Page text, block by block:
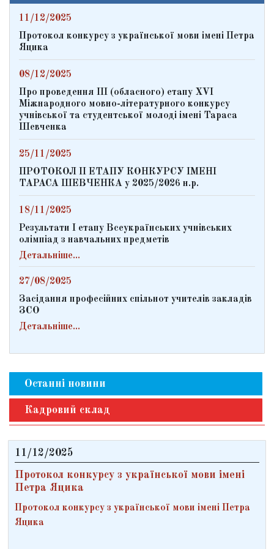
11/12/2025
Протокол конкурсу з української мови імені Петра
Яцика
08/12/2025
Про проведення ІІІ (обласного) етапу ХVІ
Міжнародного мовно-літературного конкурсу
учнівської та студентської молоді імені Тараса
Шевченка
25/11/2025
ПРОТОКОЛ ІІ ЕТАПУ КОНКУРСУ ІМЕНІ
ТАРАСА ШЕВЧЕНКА у 2025/2026 н.р.
18/11/2025
Результати І етапу Всеукраїнських учнівських
олімпіад з навчальних предметів
Детальніше...
27/08/2025
Засідання професійних спільнот учителів закладів
ЗСО
Детальніше...
Останні новини
Кадровий склад
11/12/2025
Протокол конкурсу з української мови імені
Петра Яцика
Протокол конкурсу з української мови імені Петра
Яцика